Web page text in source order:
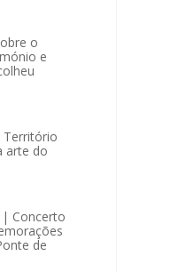
o
e
Território
arte do
| Concerto
de